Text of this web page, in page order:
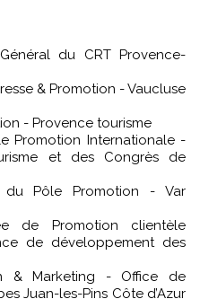
du CRT Provence-
& Promotion - Vaucluse
- Provence tourisme
Promotion Internationale -
et des Congrès de
Pôle Promotion - Var
de Promotion clientèle
de développement des
& Marketing - Office de
Juan-les-Pins Côte d’Azur